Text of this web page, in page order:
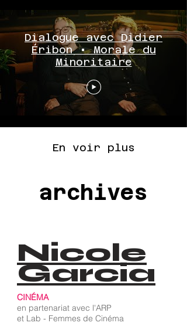
Dialogue avec Didier
Éribon • Morale du
Minoritaire
En voir plus
archives
archives
Nicole
Garcia
CINÉMA
en partenariat avec l'ARP
et Lab - Femmes de Cinéma